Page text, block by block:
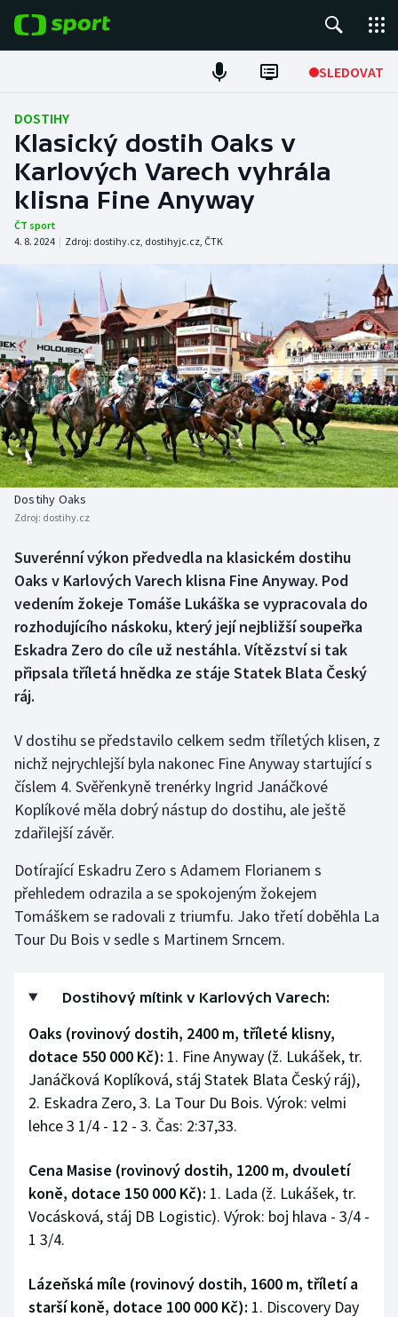
SLEDOVAT
Fotbal
Hokej
Tenis
Atletika
DALŠÍ SPORTY
Americký fotbal
Baseball a softbal
Basketbal
Biatlon
Box
Curling
Dostihy
Futsal
Golf
Gymnastika
Házená
Jezdectví
Krasobruslení
Lezení
Lyže a snowboard
Moderní pětiboj
Motorsport
Olympijské hry
Plavání
NEPŘEHLÉDNĚTE
Soutěže
Historické návraty
Aplikace ČT sport
DOSTIHY
Klasický dostih Oaks v
Karlových Varech vyhrála
klisna Fine Anyway
ČT sport
4. 8. 2024 | Zdroj: dostihy.cz, dostihyjc.cz, ČTK
Dostihy Oaks
Zdroj: dostihy.cz
Suverénní výkon předvedla na klasickém dostihu
Oaks v Karlových Varech klisna Fine Anyway. Pod
vedením žokeje Tomáše Lukáška se vypracovala do
rozhodujícího náskoku, který její nejbližší soupeřka
Eskadra Zero do cíle už nestáhla. Vítězství si tak
připsala tříletá hnědka ze stáje Statek Blata Český
ráj.
V dostihu se představilo celkem sedm tříletých klisen, z
nichž nejrychlejší byla nakonec Fine Anyway startující s
číslem 4. Svěřenkyně trenérky Ingrid Janáčkové
Koplíkové měla dobrý nástup do dostihu, ale ještě
zdařilejší závěr.
Dotírající Eskadru Zero s Adamem Florianem s
přehledem odrazila a se spokojeným žokejem
Tomáškem se radovali z triumfu. Jako třetí doběhla La
Tour Du Bois v sedle s Martinem Srncem.
Dostihový mítink v Karlových Varech:
Oaks (rovinový dostih, 2400 m, tříleté klisny,
dotace 550 000 Kč): 1. Fine Anyway (ž. Lukášek, tr.
Janáčková Koplíková, stáj Statek Blata Český ráj),
2. Eskadra Zero, 3. La Tour Du Bois. Výrok: velmi
lehce 3 1/4 - 12 - 3. Čas: 2:37,33.
Cena Masise (rovinový dostih, 1200 m, dvouletí
koně, dotace 150 000 Kč): 1. Lada (ž. Lukášek, tr.
Vocásková, stáj DB Logistic). Výrok: boj hlava - 3/4 -
1 3/4.
Lázeňská míle (rovinový dostih, 1600 m, tříletí a
starší koně, dotace 100 000 Kč): 1. Discovery Day